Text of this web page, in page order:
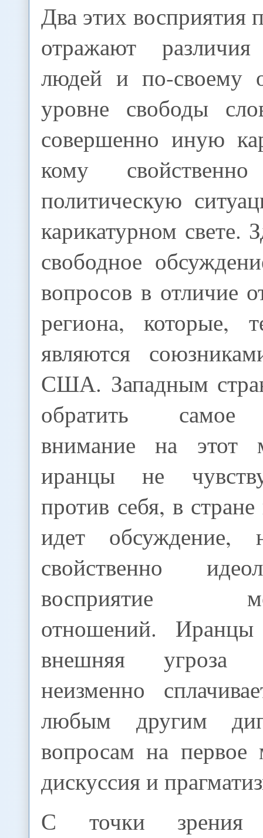
Два этих восприятия
отражают
людей и по-своему
уровне свободы
совершенно иную
кому свойственно
политическую
карикатурном свете.
свободное
вопросов в отличие
региона, которые,
являются
США. Западным
обратить самое
внимание на этот
иранцы не
против себя, в
идет обсуждение,
свойственно
восприятие
отношений. Иранцы
внешняя угроза
неизменно
любым другим
вопросам на первое
дискуссия и
С точки зрения